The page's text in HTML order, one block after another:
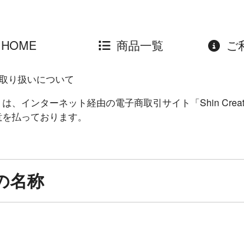
HOME 商品一覧 ご
り扱いについて
、インターネット経由の電子商取引サイト「Shin
払っております。
名称